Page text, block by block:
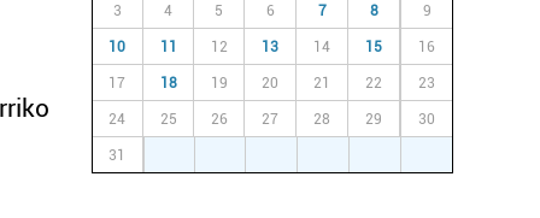
3 4 5 6 7 8 9
10 11 12 13 14 15 16
17 18 19 20 21 22 23
24 25 26 27 28 29 30
31